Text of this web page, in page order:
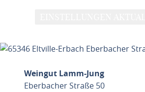
Weingut Lamm-Jung
Eberbacher Straße 50